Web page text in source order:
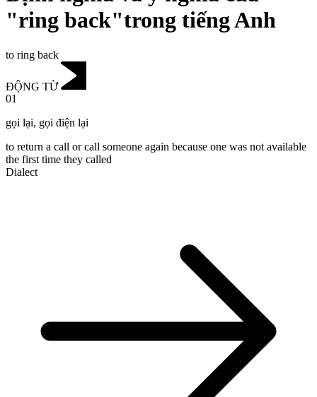
"ring back"trong tiếng Anh
to ring back
ĐỘNG TỪ
01
gọi lại, gọi điện lại
to return a call or call someone again because one was not available
the first time they called
Dialect